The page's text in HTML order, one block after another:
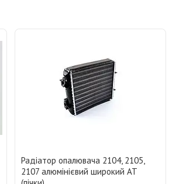
Радіатор опалювача 2104, 2105,
2107 алюмінієвий широкий АТ